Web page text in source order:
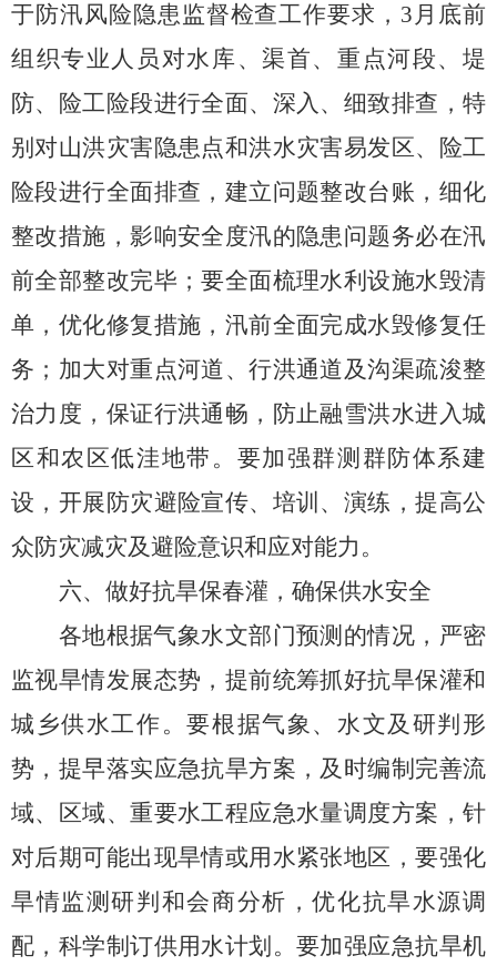
于防汛风险隐患监督检查工作要求， 3 月 底前
组织专业人员对水库、渠首、重点河段、堤
防、险工险段进行全面、深入、细致排查，特
别对山洪灾害隐患点和洪水灾害易发区、险工
险段进行全面排查， 建立问题整改台账，细化
整改措施，影响安全度汛的隐患问题务必在汛
前全部整改完毕 ； 要全面梳理水利设施水毁清
单，优化修复措施， 汛前全面完成水毁修复任
务 ； 加大对重点河道、行洪通道及沟渠疏浚整
治力度，保证行洪通畅，防止融雪洪水进入城
区和农区低洼地带。要加强群测群防体系建
设，开展防灾避险宣传、培训、演练，提高公
众防灾减灾及避险意识和应对能力。
六、做好抗旱保春灌 ， 确保供水安全
各地根据气象水文部门预测的情况，严密
监视旱情发展态势， 提前统筹抓好抗旱保灌和
城乡供水工作。要根据气象、水文及研判形
势， 提早落实应急抗旱方案， 及时编制完善流
域、区域、重要水工程应急水量调度方案，针
对后期可能出现旱情或用水紧张地区，要强化
旱情监测研判和会商分析，优化抗旱水源调
配，科学制订供用水计划。要加强应急抗旱机